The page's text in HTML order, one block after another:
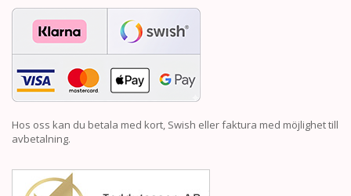
Hos oss kan du betala med kort, Swish eller faktura med möjlighet till
avbetalning.